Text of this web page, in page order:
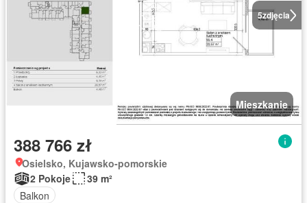
5zdjęcia
Mieszkanie
388 766 zł
Osielsko, Kujawsko-pomorskie
2 Pokoje
39 m²
Balkon